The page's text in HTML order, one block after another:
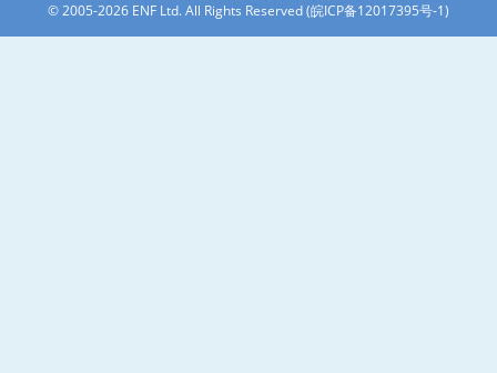
© 2005-2026 ENF Ltd. All Rights Reserved (皖ICP备12017395号-1)